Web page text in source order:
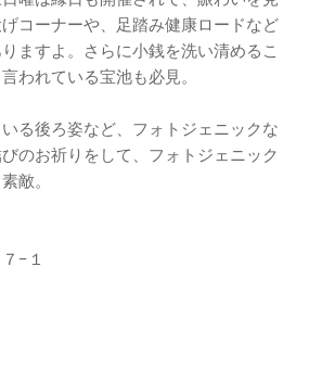
コーナーや、足踏み健康ロードなど
ますよ。さらに小銭を洗い清めるこ
われている宝池も必見。
る後ろ姿など、フォトジェニックな
のお祈りをして、フォトジェニック
敵。
−１